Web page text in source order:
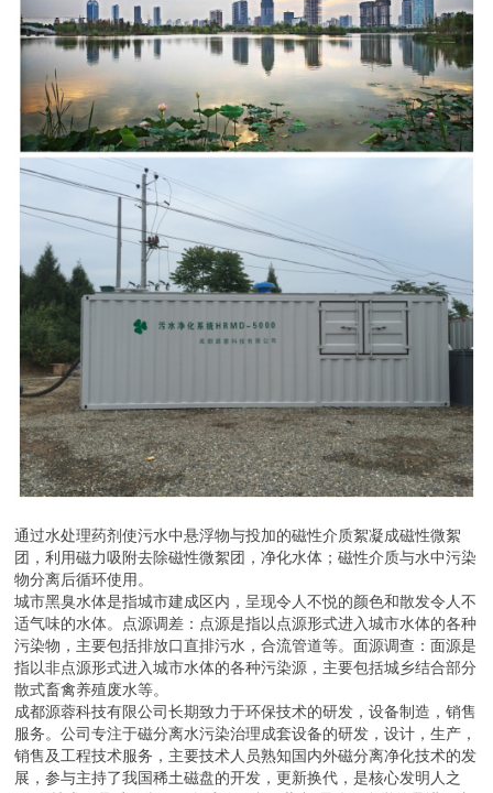
通过水处理药剂使污水中悬浮物与投加的磁性介质絮凝成磁性微絮
团，利用磁力吸附去除磁性微絮团，净化水体；磁性介质与水中污染
物分离后循环使用。
城市黑臭水体是指城市建成区内，呈现令人不悦的颜色和散发令人不
适气味的水体。点源调差：点源是指以点源形式进入城市水体的各种
污染物，主要包括排放口直排污水，合流管道等。面源调查：面源是
指以非点源形式进入城市水体的各种污染源，主要包括城乡结合部分
散式畜禽养殖废水等。
成都源蓉科技有限公司长期致力于环保技术的研发，设备制造，销售
服务。公司专注于磁分离水污染治理成套设备的研发，设计，生产，
销售及工程技术服务，主要技术人员熟知国内外磁分离净化技术的发
展，参与主持了我国稀土磁盘的开发，更新换代，是核心发明人之